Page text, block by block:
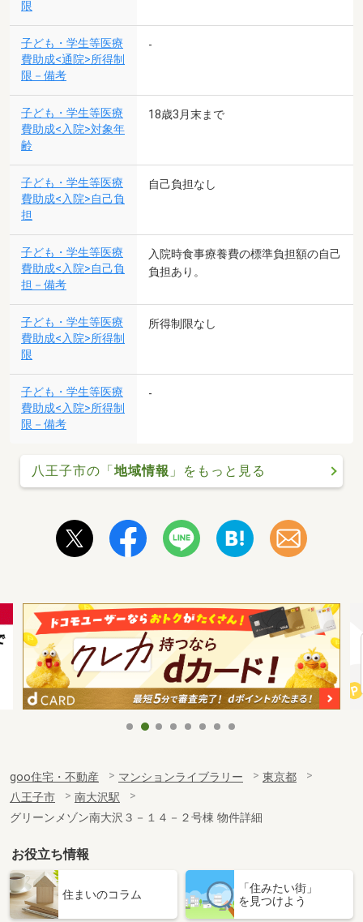
限
子ども・学生等医療
費助成<通院>所得制
限－備考
-
子ども・学生等医療
費助成<入院>対象年
齢
18歳3月末まで
子ども・学生等医療
費助成<入院>自己負
担
自己負担なし
子ども・学生等医療
費助成<入院>自己負
担－備考
入院時食事療養費の標準負担額の自己
負担あり。
子ども・学生等医療
費助成<入院>所得制
限
所得制限なし
子ども・学生等医療
費助成<入院>所得制
限－備考
-
八王子市の「地域情報 」をもっと見る
goo住宅・不動産 マンションライブラリー
東京都
八王子市
南大沢駅
グリーンメゾン南大沢３－１４－２号棟 物件詳細
お役立ち情報
住まいのコラム
「住みたい街」
を見つけよう